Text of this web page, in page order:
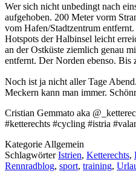
Wer sich nicht unbedingt nach
aufgehoben. 200 Meter vorm
vom Hafen/Stadtzentrum
Hotspots der Halbinsel leicht
an der Ostküste ziemlich genau
entfernt. Der Norden ebenso. Bis
Noch ist ja nicht aller Tage
Meckern kann man immer.
Cristian Gemmato aka
#ketterechts #cycling #istria
Kategorie Allgemein
SchlagwörterIstrien, Ketterechts,
Rennradblog, sport, training,